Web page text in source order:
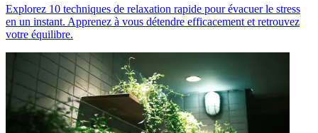
Explorez 10 techniques de relaxation rapide pour évacuer le stress
en un instant. Apprenez à vous détendre efficacement et retrouvez
votre équilibre.